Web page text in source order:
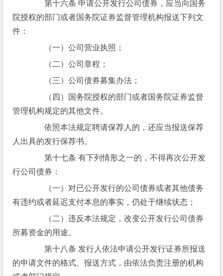
第十六条 申请公开发行公司债券，应当向国务
院授权的部门或者国务院证券监督管理机构报送下列文
件：
（一）公司营业执照；
（二）公司章程；
（三）公司债券募集办法；
（四）国务院授权的部门或者国务院证券监督
管理机构规定的其他文件。
依照本法规定聘请保荐人的，还应当报送保荐
人出具的发行保荐书。
第十七条 有下列情形之一的，不得再次公开发
行公司债券：
（一）对已公开发行的公司债券或者其他债务
有违约或者延迟支付本息的事实，仍处于继续状态；
（二）违反本法规定，改变公开发行公司债券
所募资金的用途。
第十八条 发行人依法申请公开发行证券所报送
的申请文件的格式、报送方式，由依法负责注册的机构